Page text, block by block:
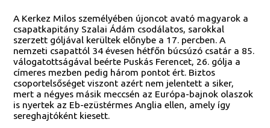
A Kerkez Milos személyében újoncot avató magyarok a
csapatkapitány Szalai Ádám csodálatos, sarokkal
szerzett góljával kerültek előnybe a 17. percben. A
nemzeti csapattól 34 évesen hétfőn búcsúzó csatár a 85.
válogatottságával beérte Puskás Ferencet, 26. gólja a
címeres mezben pedig három pontot ért. Biztos
csoportelsőséget viszont azért nem jelentett a siker,
mert a négyes másik meccsén az Európa-bajnok olaszok
is nyertek az Eb-ezüstérmes Anglia ellen, amely így
sereghajtóként kiesett.